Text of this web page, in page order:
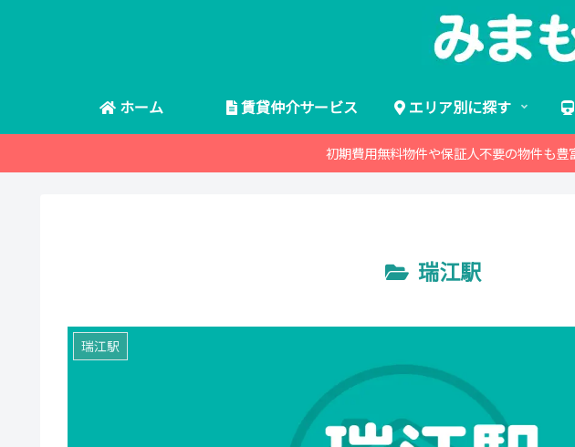
ホーム 賃貸仲介サービス エリア別に探す
初期費用無料物件や保証人不要の物件も
瑞江駅
瑞江駅